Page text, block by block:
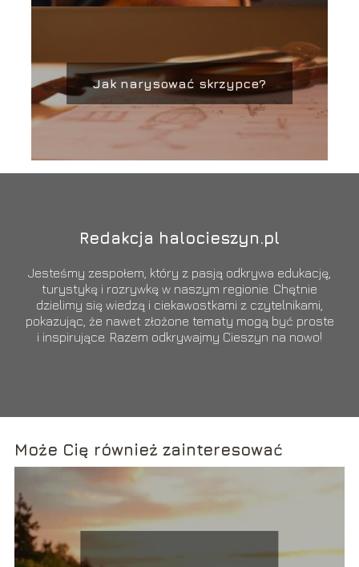
Jak narysować skrzypce?
Redakcja halocieszyn.pl
Jesteśmy zespołem, który z pasją odkrywa edukację,
turystykę i rozrywkę w naszym regionie. Chętnie
dzielimy się wiedzą i ciekawostkami z czytelnikami,
pokazując, że nawet złożone tematy mogą być proste
i inspirujące. Razem odkrywajmy Cieszyn na nowo!
Może Cię również zainteresować